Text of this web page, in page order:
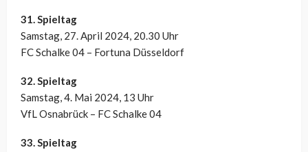
31. Spieltag
Samstag, 27. April 2024, 20.30 Uhr
FC Schalke 04 – Fortuna Düsseldorf
32. Spieltag
Samstag, 4. Mai 2024, 13 Uhr
VfL Osnabrück – FC Schalke 04
33. Spieltag